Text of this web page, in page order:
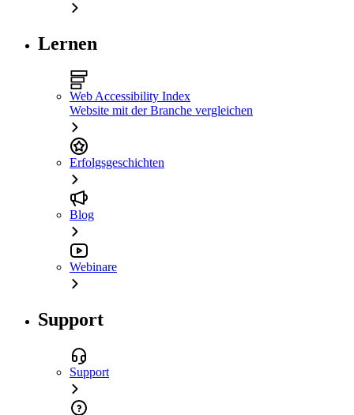
Lernen
Web Accessibility Index
Website mit der Branche vergleichen
Erfolgsgeschichten
Blog
Webinare
Support
Support